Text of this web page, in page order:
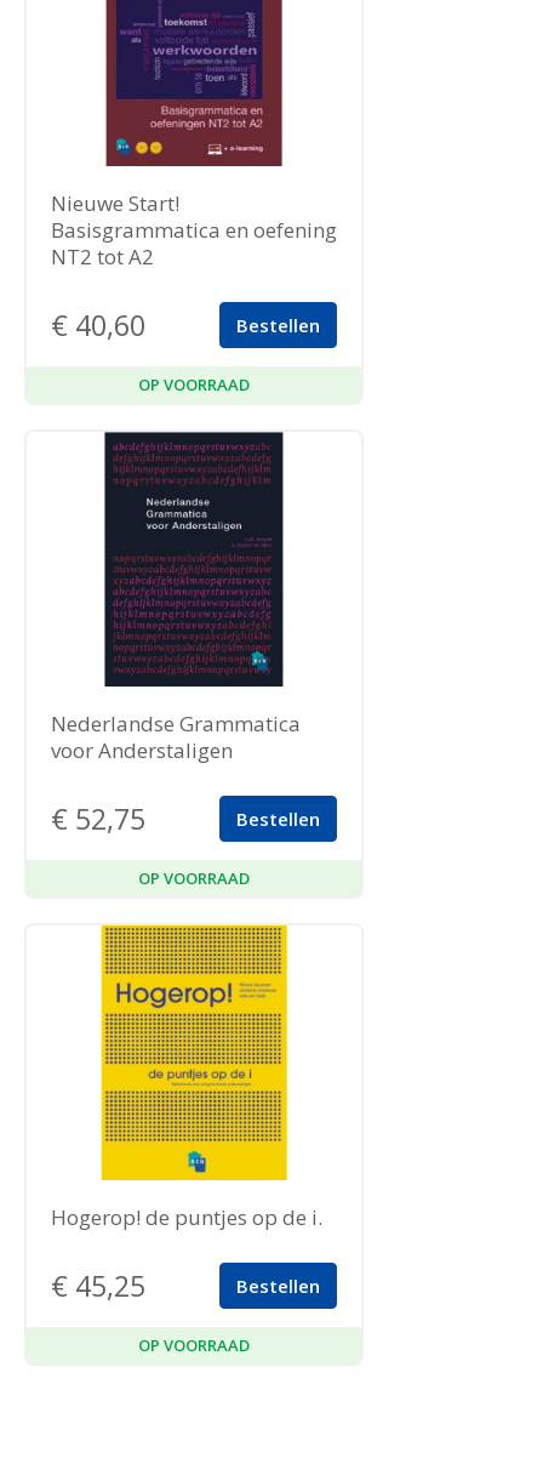
Nieuwe Start!
Basisgrammatica en oefening
NT2 tot A2
€ 40,60 Bestellen
OP VOORRAAD
Nederlandse Grammatica
voor Anderstaligen
€ 52,75 Bestellen
OP VOORRAAD
Hogerop! de puntjes op de i.
€ 45,25 Bestellen
OP VOORRAAD